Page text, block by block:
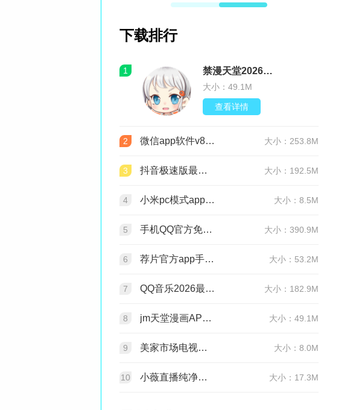
下载排行
1 禁漫天堂2026最新版安装包(JMComic3)v2.0.30安卓版
大小：49.1M
查看详情
2 微信app软件v8.0.76 官方版 大小：253.8M
3 抖音极速版最新版本官方版2026v39.9.0安卓版 大小：192.5M
4 小米pc模式app安装包(小米pc模式beta版)v12.1.208.5平板版 大小：8.5M
5 手机QQ官方免费最新版v9.3.30 官方正版 大小：390.9M
6 荐片官方app手机最新版v4.2.5安卓版 大小：53.2M
7 QQ音乐2026最新版app20.6.5.8 官方安卓版 大小：182.9M
8 jm天堂漫画APP安装包v2.0.30安卓最新版 大小：49.1M
9 美家市场电视版安装包v3.3.1安卓TV版 大小：8.0M
10 小薇直播纯净版tv版安装包v2.7.0.6足道纯净版 大小：17.3M